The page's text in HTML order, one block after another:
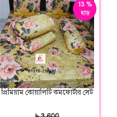
13 %
ছাড়
প্রিমিয়াম কোয়ালিটি কমফোর্টার সেট